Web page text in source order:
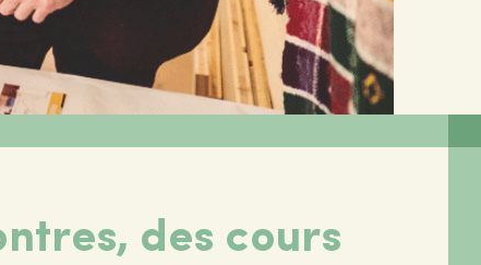
des cours